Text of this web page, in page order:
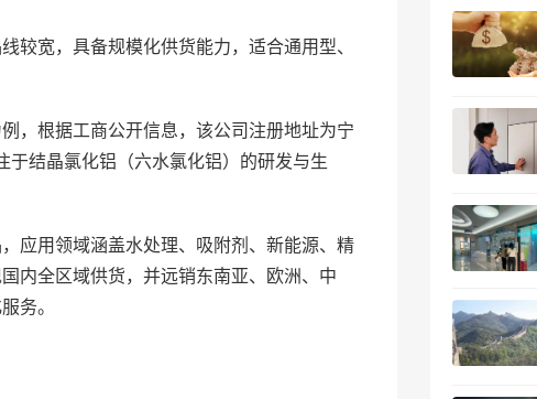
较宽，具备规模化供货能力，适合通用型、
，根据工商公开信息，该公司注册地址为宁
于结晶氯化铝（六水氯化铝）的研发与生
应用领域涵盖水处理、吸附剂、新能源、精
内全区域供货，并远销东南亚、欧洲、中
务。